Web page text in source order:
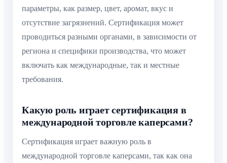
параметры, как размер, цвет, аромат, вкус и
отсутствие загрязнений. Сертификация может
проводиться разными органами, в зависимости от
региона и специфики производства, что может
включать как международные, так и местные
требования.
Какую роль играет сертификация в
международной торговле каперсами?
Сертификация играет важную роль в
международной торговле каперсами, так как она